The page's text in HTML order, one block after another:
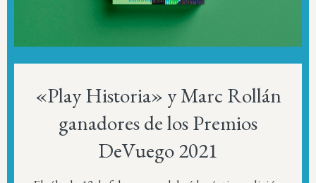
«Play Historia» y Marc Rollán
ganadores de los Premios
DeVuego 2021